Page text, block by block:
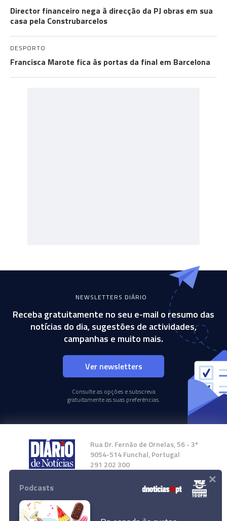
Director financeiro nega à direcção da PJ obras em sua
casa pela Construbarcelos
DESPORTO
Francisca Marote fica às portas da final em Barcelona
NEWSLETTERS DIÁRIO
Receba gratuitamente no seu e-mail o resumo das
notícias do dia, sugestões de actividades,
campanhas e muito mais.
Ver newsletters
Consulte as opções e subscreva
gratuitamente as suas preferências.
Rua Dr. Fernão de Ornelas, 56 - 3º
9054-514 Funchal, Portugal
291 202 300
Instale a nossa App
Podcasts ×